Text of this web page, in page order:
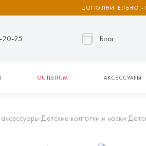
ДОПОЛНИТЕЛЬНО -
20-25 Блог
OUTLETIUM АКСЕССУАРЫ
Детские колготки и носки